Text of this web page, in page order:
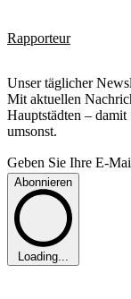
Rapporteur
Unser täglicher
Mit aktuellen
Hauptstädten –
umsonst.
Geben Sie Ihre E-
Abonnieren
Loading...